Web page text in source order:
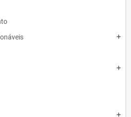
add
add
add